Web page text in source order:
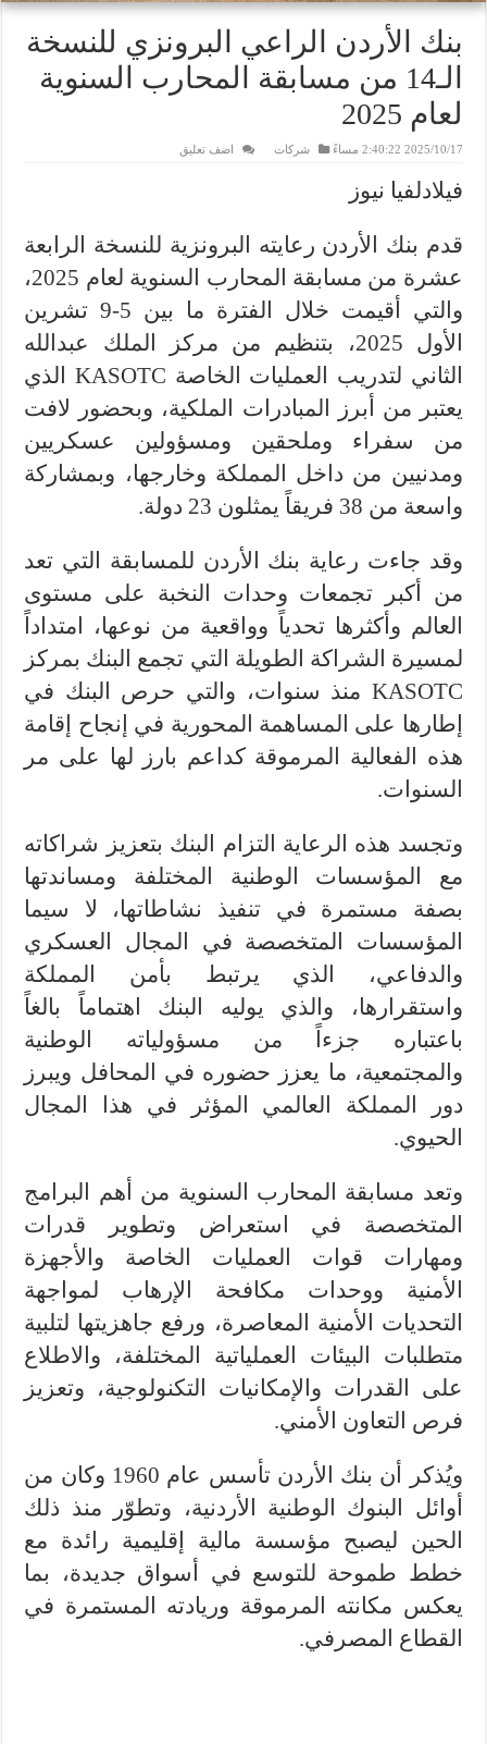
بنك الأردن الراعي البرونزي للنسخة
الـ14 من مسابقة المحارب السنوية
لعام 2025
2025/10/17 2:40:22 مساءً شركات اضف تعليق
فيلادلفيا نيوز
قدم بنك الأردن رعايته البرونزية للنسخة الرابعة
عشرة من مسابقة المحارب السنوية لعام 2025،
والتي أقيمت خلال الفترة ما بين 5-9 تشرين
الأول 2025، بتنظيم من مركز الملك عبدالله
الثاني لتدريب العمليات الخاصة KASOTC الذي
يعتبر من أبرز المبادرات الملكية، وبحضور لافت
من سفراء وملحقين ومسؤولين عسكريين
ومدنيين من داخل المملكة وخارجها، وبمشاركة
واسعة من 38 فريقاً يمثلون 23 دولة.
وقد جاءت رعاية بنك الأردن للمسابقة التي تعد
من أكبر تجمعات وحدات النخبة على مستوى
العالم وأكثرها تحدياً وواقعية من نوعها، امتداداً
لمسيرة الشراكة الطويلة التي تجمع البنك بمركز
KASOTC منذ سنوات، والتي حرص البنك في
إطارها على المساهمة المحورية في إنجاح إقامة
هذه الفعالية المرموقة كداعم بارز لها على مر
السنوات.
وتجسد هذه الرعاية التزام البنك بتعزيز شراكاته
مع المؤسسات الوطنية المختلفة ومساندتها
بصفة مستمرة في تنفيذ نشاطاتها، لا سيما
المؤسسات المتخصصة في المجال العسكري
والدفاعي، الذي يرتبط بأمن المملكة
واستقرارها، والذي يوليه البنك اهتماماً بالغاً
باعتباره جزءاً من مسؤولياته الوطنية
والمجتمعية، ما يعزز حضوره في المحافل ويبرز
دور المملكة العالمي المؤثر في هذا المجال
الحيوي.
وتعد مسابقة المحارب السنوية من أهم البرامج
المتخصصة في استعراض وتطوير قدرات
ومهارات قوات العمليات الخاصة والأجهزة
الأمنية ووحدات مكافحة الإرهاب لمواجهة
التحديات الأمنية المعاصرة، ورفع جاهزيتها لتلبية
متطلبات البيئات العملياتية المختلفة، والاطلاع
على القدرات والإمكانيات التكنولوجية، وتعزيز
فرص التعاون الأمني.
ويُذكر أن بنك الأردن تأسس عام 1960 وكان من
أوائل البنوك الوطنية الأردنية، وتطوّر منذ ذلك
الحين ليصبح مؤسسة مالية إقليمية رائدة مع
خطط طموحة للتوسع في أسواق جديدة، بما
يعكس مكانته المرموقة وريادته المستمرة في
القطاع المصرفي.